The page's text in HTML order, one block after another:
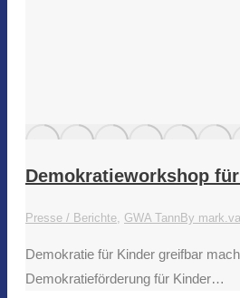
Demokratieworkshop
Presse / Berichte, GWA TannBy
Demokratie für Kinder greifbar
Demokratieförderung für Kinder…